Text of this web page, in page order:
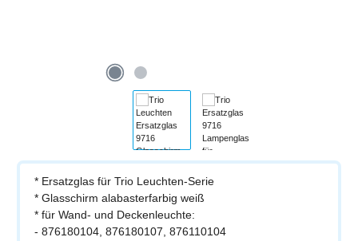
* Ersatzglas für Trio Leuchten-Serie
* Glasschirm alabasterfarbig weiß
* für Wand- und Deckenleuchte:
- 876180104, 876180107, 876110104